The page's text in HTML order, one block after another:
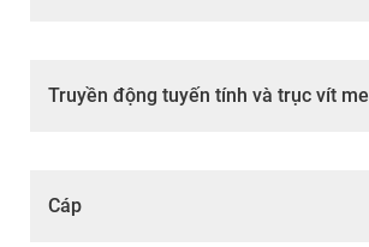
Truyền động tuyến tính và trục vít me
Cáp